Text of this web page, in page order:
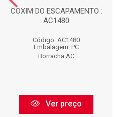
COXIM DO ESCAPAMENTO :
AC1480
Código: AC1480
Embalagem: PC
Borracha AC
Ver preço